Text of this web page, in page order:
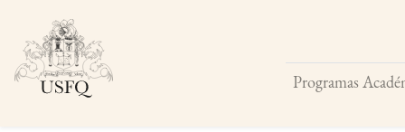
Programas
Buscar